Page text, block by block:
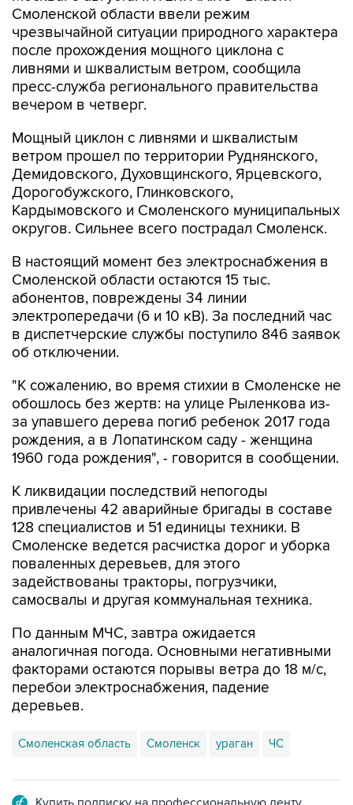
Смоленской области ввели режим
чрезвычайной ситуации природного характера
после прохождения мощного циклона с
ливнями и шквалистым ветром, сообщила
пресс-служба регионального правительства
вечером в четверг.
Мощный циклон с ливнями и шквалистым
ветром прошел по территории Руднянского,
Демидовского, Духовщинского, Ярцевского,
Дорогобужского, Глинковского,
Кардымовского и Смоленского муниципальных
округов. Сильнее всего пострадал Смоленск.
В настоящий момент без электроснабжения в
Смоленской области остаются 15 тыс.
абонентов, повреждены 34 линии
электропередачи (6 и 10 кВ). За последний час
в диспетчерские службы поступило 846 заявок
об отключении.
"К сожалению, во время стихии в Смоленске не
обошлось без жертв: на улице Рыленкова из-
за упавшего дерева погиб ребенок 2017 года
рождения, а в Лопатинском саду - женщина
1960 года рождения", - говорится в сообщении.
К ликвидации последствий непогоды
привлечены 42 аварийные бригады в составе
128 специалистов и 51 единицы техники. В
Смоленске ведется расчистка дорог и уборка
поваленных деревьев, для этого
задействованы тракторы, погрузчики,
самосвалы и другая коммунальная техника.
По данным МЧС, завтра ожидается
аналогичная погода. Основными негативными
факторами остаются порывы ветра до 18 м/с,
перебои электроснабжения, падение
деревьев.
Смоленская область Смоленск ураган ЧС